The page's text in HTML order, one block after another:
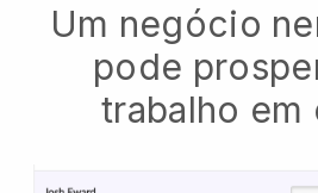
Um negócio
pode
trabalho em